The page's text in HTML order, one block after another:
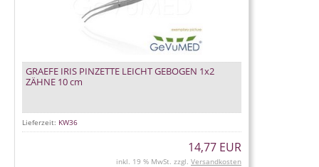
GRAEFE IRIS PINZETTE LEICHT GEBOGEN 1x2
ZÄHNE 10 cm
Lieferzeit: KW36
14,77 EUR
inkl. 19 % MwSt. zzgl. Versandkosten